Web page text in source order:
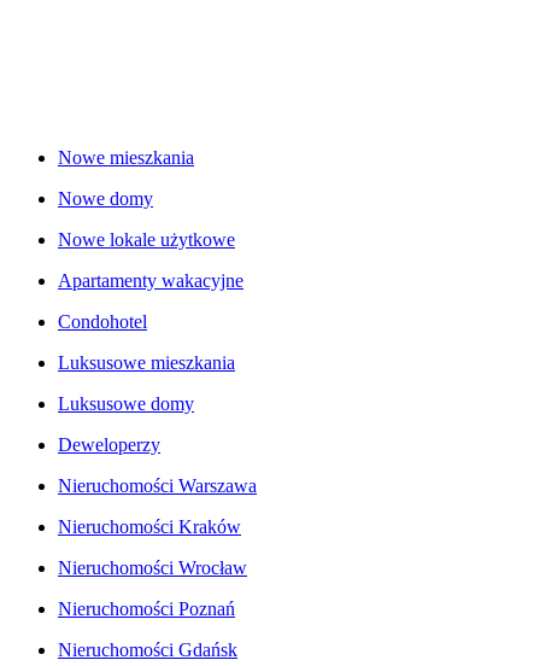
Nowe mieszkania
Nowe domy
Nowe lokale użytkowe
Apartamenty wakacyjne
Condohotel
Luksusowe mieszkania
Luksusowe domy
Deweloperzy
Nieruchomości Warszawa
Nieruchomości Kraków
Nieruchomości Wrocław
Nieruchomości Poznań
Nieruchomości Gdańsk